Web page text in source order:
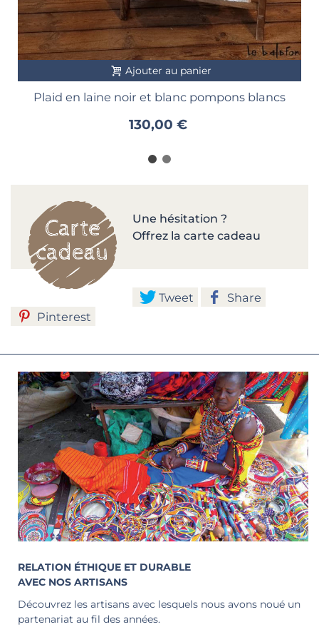
Ajouter au panier
Plaid en laine noir et blanc pompons blancs
130,00 €
Une hésitation ?
Offrez la carte cadeau
Tweet
Share
Pinterest
RELATION ÉTHIQUE ET DURABLE
AVEC NOS ARTISANS
Découvrez les artisans avec lesquels nous avons noué un
partenariat au fil des années.